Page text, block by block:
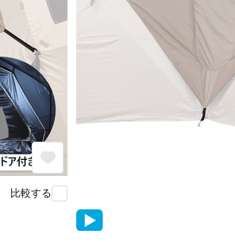
比較する